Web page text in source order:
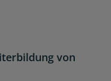
von